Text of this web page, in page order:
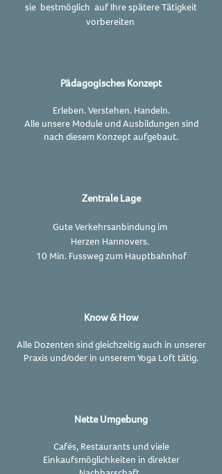
sie bestmöglich auf Ihre spätere Tätigkeit
vorbereiten
Pädagogisches Konzept
Erleben. Verstehen. Handeln.
Alle unsere Module und Ausbildungen sind
nach diesem Konzept aufgebaut.
Zentrale Lage
GuteVerkehrsanbindung im
Herzen Hannovers.
10 Min. Fussweg zum Hauptbahnhof
Know & How
Alle Dozenten sind gleichzeitig auch in unserer
Praxis und/oder in unserem Yoga Loft tätig.
Nette Umgebung
Cafés, Restaurants und viele
Einkaufsmöglichkeiten in direkter